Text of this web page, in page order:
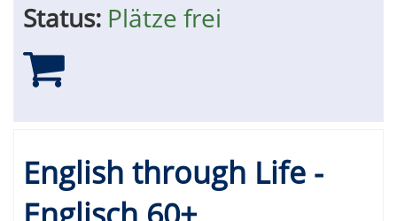
Status: Plätze frei
English through Life -